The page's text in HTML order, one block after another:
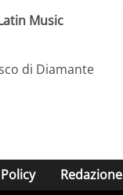
Music
di Diamante
Redazione